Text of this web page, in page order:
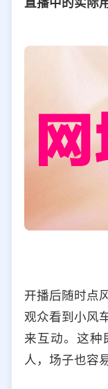
开播后随时点
观众看到小风
来互动。这种
人，场子也容